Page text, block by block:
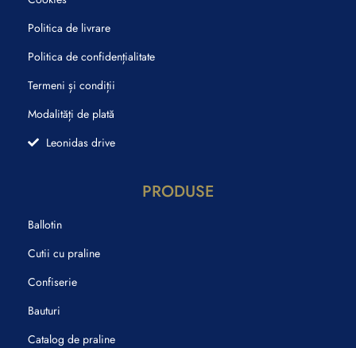
Politica de livrare
Politica de confidențialitate
Termeni și condiții
Modalități de plată
Leonidas drive
PRODUSE
Ballotin
Cutii cu praline
Confiserie
Bauturi
Catalog de praline